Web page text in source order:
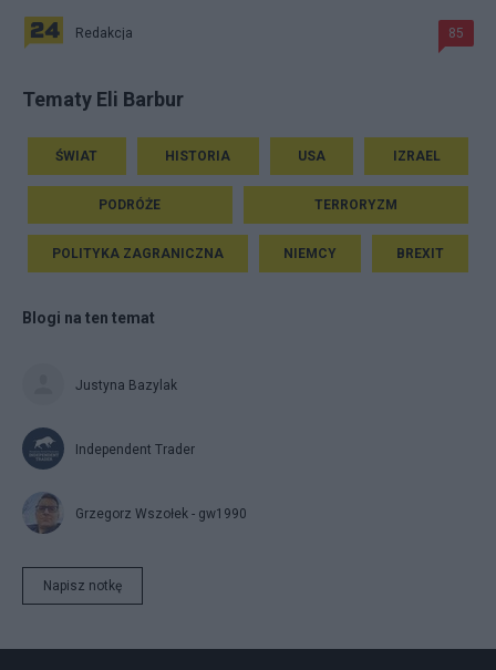
Redakcja 85
Tematy Eli Barbur
ŚWIAT HISTORIA USA IZRAEL
PODRÓŻE TERRORYZM
POLITYKA ZAGRANICZNA NIEMCY BREXIT
Blogi na ten temat
Justyna Bazylak
Independent Trader
Grzegorz Wszołek - gw1990
Napisz notkę